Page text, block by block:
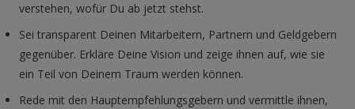
verstehen, wofür Du ab jetzt stehst.
Sei transparent Deinen Mitarbeitern, Partnern und Geldgebern
gegenüber. Erkläre Deine Vision und zeige ihnen auf, wie sie
ein Teil von Deinem Traum werden können.
Rede mit den Hauptempfehlungsgebern und vermittle ihnen,